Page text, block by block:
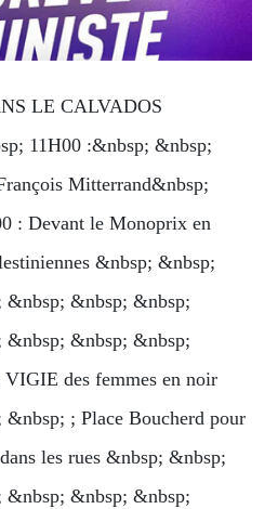
LE CALVADOS
11H00 :&nbsp; &nbsp;
Mitterrand&nbsp;
: Devant le Monoprix en
&nbsp; &nbsp;
&nbsp; &nbsp;
&nbsp; &nbsp;
des femmes en noir
; Place Boucherd pour
les rues &nbsp; &nbsp;
&nbsp; &nbsp;